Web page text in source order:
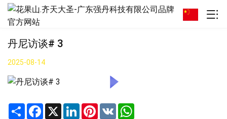
丹尼访谈# 3
2025-08-14
Share Facebook
X LinkedInPinterest
VK